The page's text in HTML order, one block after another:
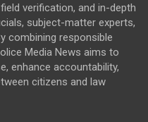
verification, and in-depth
subject-matter experts,
combining responsible
Media News aims to
enhance accountability,
citizens and law